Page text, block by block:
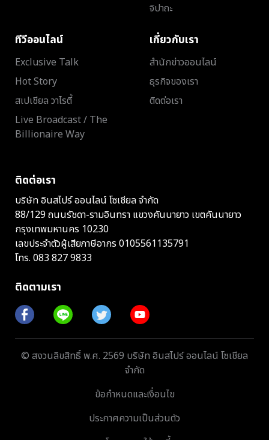
จิปาถะ
ทีวีออนไลน์
Exclusive Talk
Hot Story
สเปเชียล วาไรตี้
Live Broadcast / The
Billionaire Way
เกี่ยวกับเรา
สำนักข่าวออนไลน์
ธุรกิจของเรา
ติดต่อเรา
ติดต่อเรา
บริษัท อินสไปร์ ออนไลน์ โซเชียล จำกัด
88/129 ถนนรัชดา-รามอินทรา แขวงคันนายาว เขตคันนายาว
กรุงเทพมหานคร 10230
เลขประจำตัวผู้เสียภาษีอากร 0105561135791
โทร. 083 827 9833
ติดตามเรา
© สงวนลิขสิทธิ์ พ.ศ. 2569 บริษัท อินสไปร์ ออนไลน์ โซเชียล
จำกัด
ข้อกำหนดและเงื่อนไข
ประกาศความเป็นส่วนตัว